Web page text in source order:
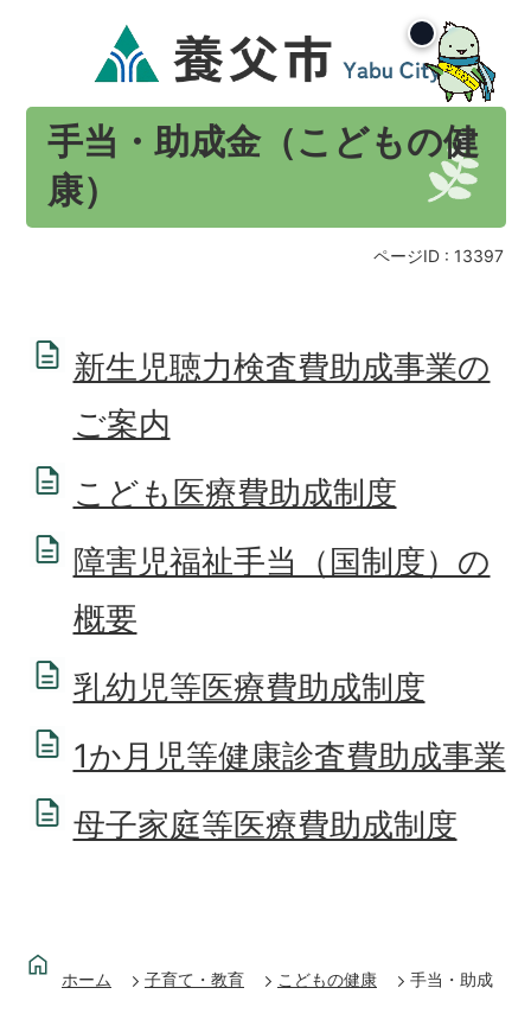
手当・助成金（こどもの健
康）
ページID : 13397
新生児聴力検査費助成事業の
ご案内
こども医療費助成制度
障害児福祉手当（国制度）の
概要
乳幼児等医療費助成制度
1か月児等健康診査費助成事業
母子家庭等医療費助成制度
ホーム 子育て・教育 こどもの健康 手当・助成